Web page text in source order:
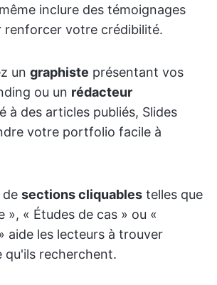
inclure des témoignages
renforcer votre crédibilité.
un graphiste présentant vos
ou un rédacteur
à des articles publiés, Slides
votre portfolio facile à
de sections cliquables telles que
», « Études de cas » ou «
aide les lecteurs à trouver
qu'ils recherchent.